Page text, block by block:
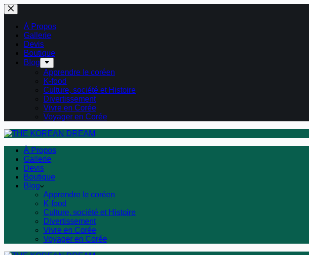
Passer
au
contenuÀ Propos
Gallerie
Devis
Boutique
Blog
Apprendre le coréen
K-food
Culture, société et Histoire
Divertissement
Vivre en Corée
Voyager en Corée
À Propos
Gallerie
Devis
Boutique
Blog
Apprendre le coréen
K-food
Culture, société et Histoire
Divertissement
Vivre en Corée
Voyager en Corée